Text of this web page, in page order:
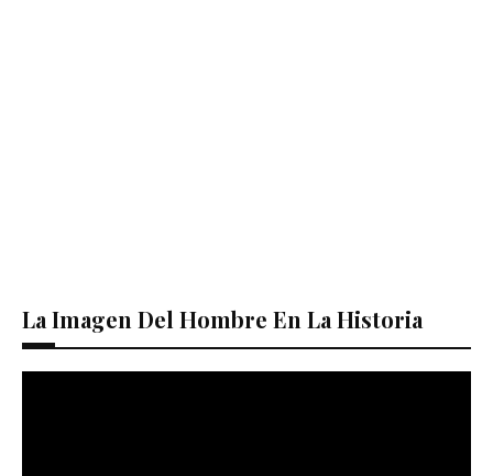
La Imagen Del Hombre En La Historia